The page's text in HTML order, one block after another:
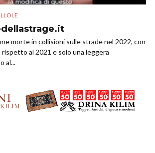
morte in collisioni sulle strade nel 2022, con
al 2021 e solo una leggera
al...